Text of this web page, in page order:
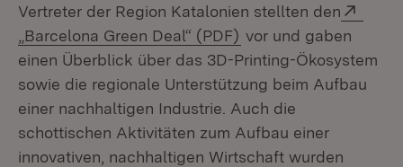
Vertreter der Region Katalonien stellten den
„Barcelona Green Deal“ (PDF) (Öffnet in neuem
vor und gaben
einen Überblick über das 3D-Printing-Ökosystem
sowie die regionale Unterstützung beim Aufbau
einer nachhaltigen Industrie. Auch die
schottischen Aktivitäten zum Aufbau einer
innovativen, nachhaltigen Wirtschaft wurden